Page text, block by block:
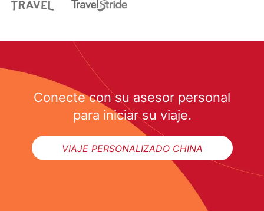
Conecte con su asesor personal
para iniciar su viaje.
VIAJE PERSONALIZADO CHINA